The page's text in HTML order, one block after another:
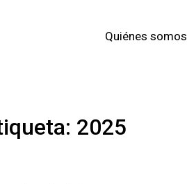
Quiénes somos
2025